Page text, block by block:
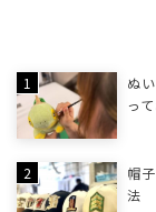
ぬ
っ
帽
法